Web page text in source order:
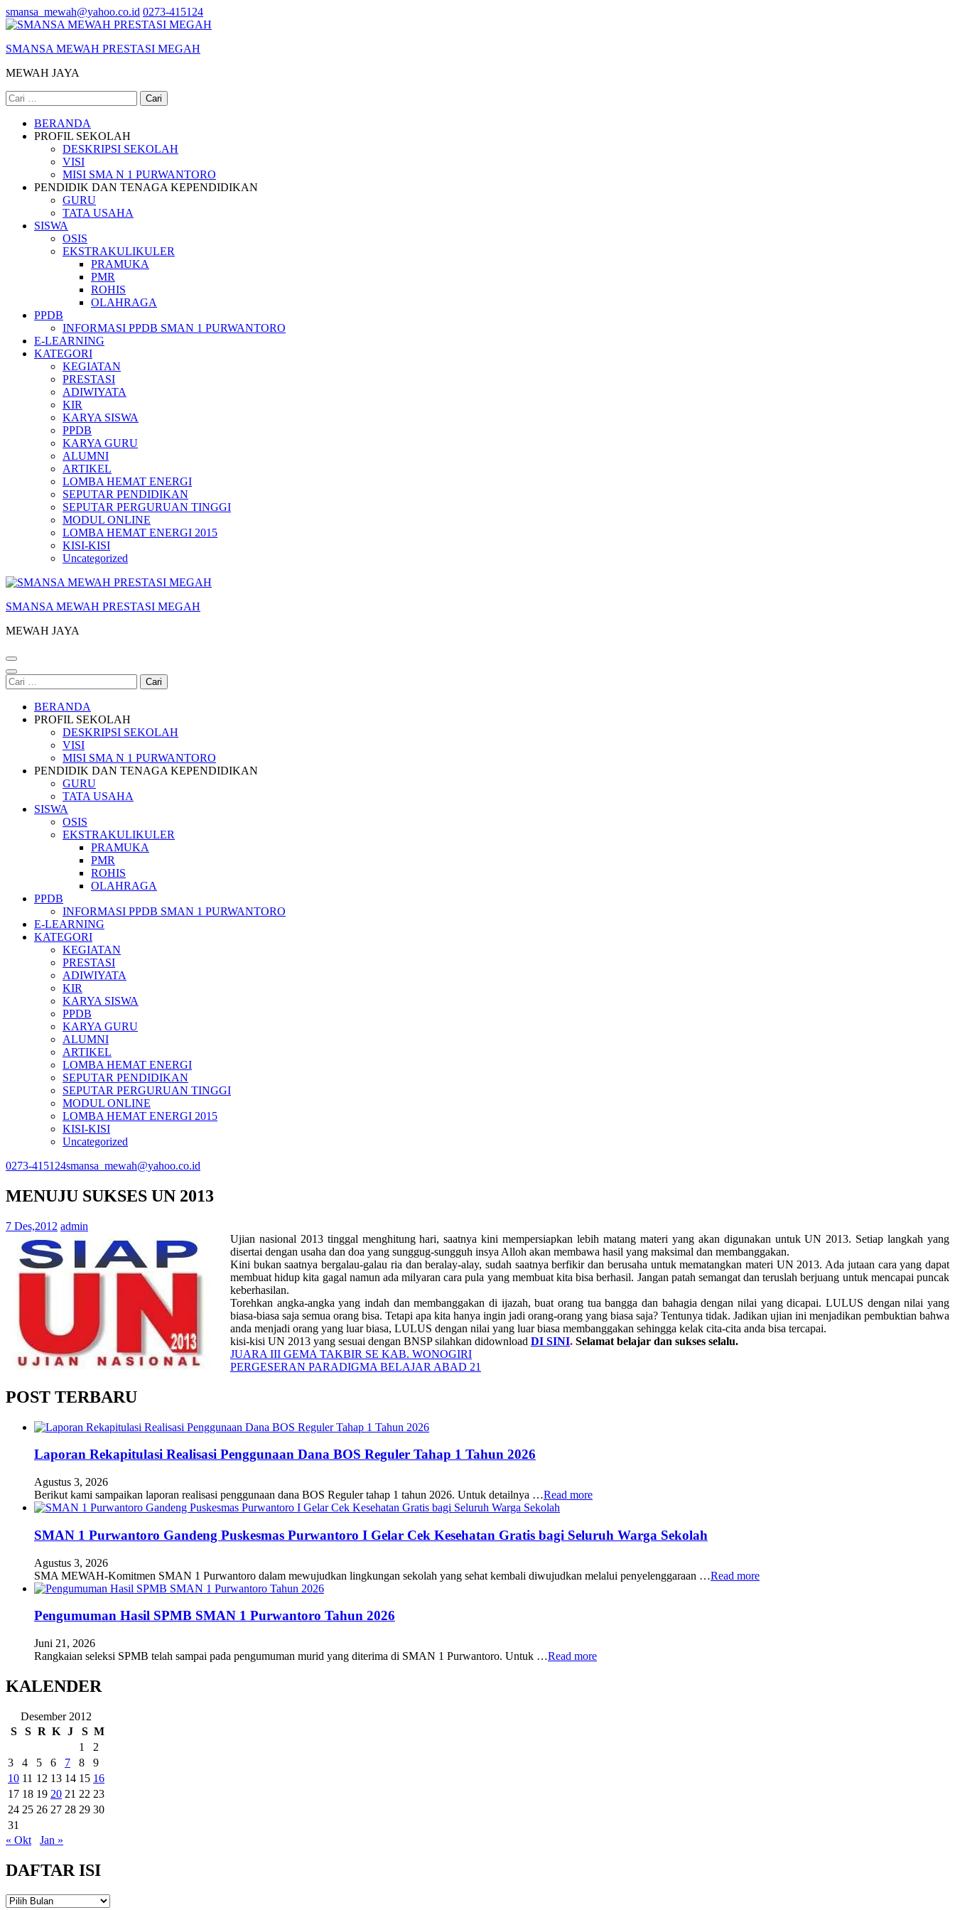
Lompat
ke
(Tekan
smansa_mewah@yahoo.co.id 0273-415124
SMANSA MEWAH PRESTASI MEGAH
MEWAH JAYA
Cari
untuk:
BERANDA
PROFIL SEKOLAH
DESKRIPSI SEKOLAH
VISI
MISI SMA N 1 PURWANTORO
PENDIDIK DAN TENAGA KEPENDIDIKAN
GURU
TATA USAHA
SISWA
OSIS
EKSTRAKULIKULER
PRAMUKA
PMR
ROHIS
OLAHRAGA
PPDB
INFORMASI PPDB SMAN 1 PURWANTORO
E-LEARNING
KATEGORI
KEGIATAN
PRESTASI
ADIWIYATA
KIR
KARYA SISWA
PPDB
KARYA GURU
ALUMNI
ARTIKEL
LOMBA HEMAT ENERGI
SEPUTAR PENDIDIKAN
SEPUTAR PERGURUAN TINGGI
MODUL ONLINE
LOMBA HEMAT ENERGI 2015
KISI-KISI
Uncategorized
SMANSA MEWAH PRESTASI MEGAH
MEWAH JAYA
Cari
untuk:
BERANDA
PROFIL SEKOLAH
DESKRIPSI SEKOLAH
VISI
MISI SMA N 1 PURWANTORO
PENDIDIK DAN TENAGA KEPENDIDIKAN
GURU
TATA USAHA
SISWA
OSIS
EKSTRAKULIKULER
PRAMUKA
PMR
ROHIS
OLAHRAGA
PPDB
INFORMASI PPDB SMAN 1 PURWANTORO
E-LEARNING
KATEGORI
KEGIATAN
PRESTASI
ADIWIYATA
KIR
KARYA SISWA
PPDB
KARYA GURU
ALUMNI
ARTIKEL
LOMBA HEMAT ENERGI
SEPUTAR PENDIDIKAN
SEPUTAR PERGURUAN TINGGI
MODUL ONLINE
LOMBA HEMAT ENERGI 2015
KISI-KISI
Uncategorized
0273-415124smansa_mewah@yahoo.co.id
MENUJU SUKSES UN 2013
7 Des,2012 admin
Ujian nasional 2013 tinggal menghitung hari, saatnya kini mempersiapkan lebih matang materi yang akan digunakan untuk UN 2013. Setiap langkah yang
disertai dengan usaha dan doa yang sunggug-sungguh insya Alloh akan membawa hasil yang maksimal dan membanggakan.
Kini bukan saatnya bergalau-galau ria dan beralay-alay, sudah saatnya berfikir dan berusaha untuk mematangkan materi UN 2013. Ada jutaan cara yang dapat
membuat hidup kita gagal namun ada milyaran cara pula yang membuat kita bisa berhasil. Jangan patah semangat dan teruslah berjuang untuk mencapai puncak
keberhasilan.
Torehkan angka-angka yang indah dan membanggakan di ijazah, buat orang tua bangga dan bahagia dengan nilai yang dicapai. LULUS dengan nilai yang
biasa-biasa saja semua orang bisa. Tetapi apa kita hanya ingin jadi orang-orang yang biasa saja? Tentunya tidak. Jadikan ujian ini menjadikan pembuktian bahwa
anda menjadi orang yang luar biasa, LULUS dengan nilai yang luar biasa membanggakan sehingga kelak cita-cita anda bisa tercapai.
kisi-kisi UN 2013 yang sesuai dengan BNSP silahkan didownload DI SINI. Selamat belajar dan sukses selalu.
Navigasi
JUARA III GEMA TAKBIR SE KAB. WONOGIRI
PERGESERAN PARADIGMA BELAJAR ABAD 21
POST TERBARU
Laporan Rekapitulasi Realisasi Penggunaan Dana BOS Reguler Tahap 1 Tahun 2026
Agustus 3, 2026
Berikut kami sampaikan laporan realisasi penggunaan dana BOS Reguler tahap 1 tahun 2026. Untuk detailnya …Read more
SMAN 1 Purwantoro Gandeng Puskesmas Purwantoro I Gelar Cek Kesehatan Gratis bagi Seluruh Warga Sekolah
Agustus 3, 2026
SMA MEWAH-Komitmen SMAN 1 Purwantoro dalam mewujudkan lingkungan sekolah yang sehat kembali diwujudkan melalui penyelenggaraan …Read more
Pengumuman Hasil SPMB SMAN 1 Purwantoro Tahun 2026
Juni 21, 2026
Rangkaian seleksi SPMB telah sampai pada pengumuman murid yang diterima di SMAN 1 Purwantoro. Untuk …Read more
KALENDER
Desember 2012
S
S R K J S M
1
2
3
4 5 6 7 8
9
10 11 12 13 14 15 16
17 18 19 20 21 22 23
24 25 26 27 28 29 30
31
« Okt
Jan »
DAFTAR ISI
DAFTAR